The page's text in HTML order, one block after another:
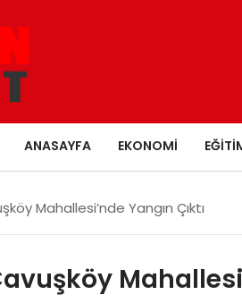
ANASAYFA EKONOMI
Mahallesi’nde Yangın Çıktı